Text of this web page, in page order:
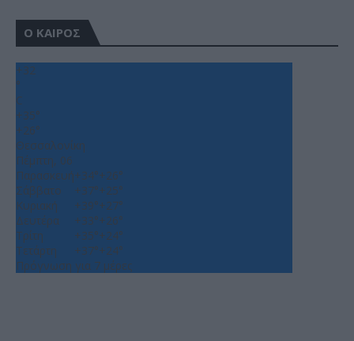
Ο ΚΑΙΡΟΣ
+32
°
C
+35°
+26°
Θεσσαλονίκη
Πέμπτη, 06
Παρασκευή+34°+26°
Σάββατο
+37°+25°
Κυριακή
+39°+27°
Δευτέρα
+33°+26°
Τρίτη
+35°+24°
Τετάρτη
+37°+24°
Πρόγνωση για 7 μέρες